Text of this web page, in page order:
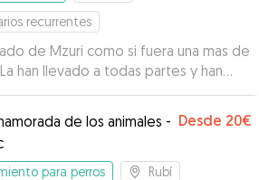
recurrentes
de Mzuri como si fuera una mas de
han llevado a todas partes y han
planes con ella. Siempre
cuenta sus necesidades! Con
hecho un dúo perfecto! Siempre
fotos y estando super atentos a
Muchas gracias por cuidarla
de los animales - Desde 20€
para perros Rubí